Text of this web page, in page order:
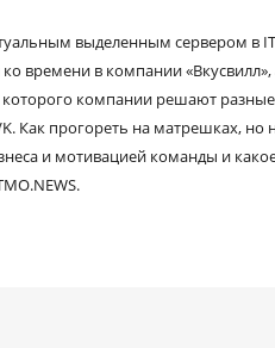
выделенным сервером в
времени в компании «Вкусвилл»,
компании решают разные
Как прогореть на матрешках, но
и мотивацией команды и